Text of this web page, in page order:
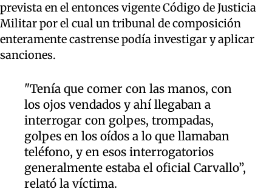
prevista en el entonces vigente Código de Justicia
Militar por el cual un tribunal de composición
enteramente castrense podía investigar y aplicar
sanciones.
"Tenía que comer con las manos, con
los ojos vendados y ahí llegaban a
interrogar con golpes, trompadas,
golpes en los oídos a lo que llamaban
teléfono, y en esos interrogatorios
generalmente estaba el oficial Carvallo”,
relató la víctima.